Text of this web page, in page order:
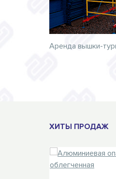
Аренда вышки-
ХИТЫ ПРОДАЖ